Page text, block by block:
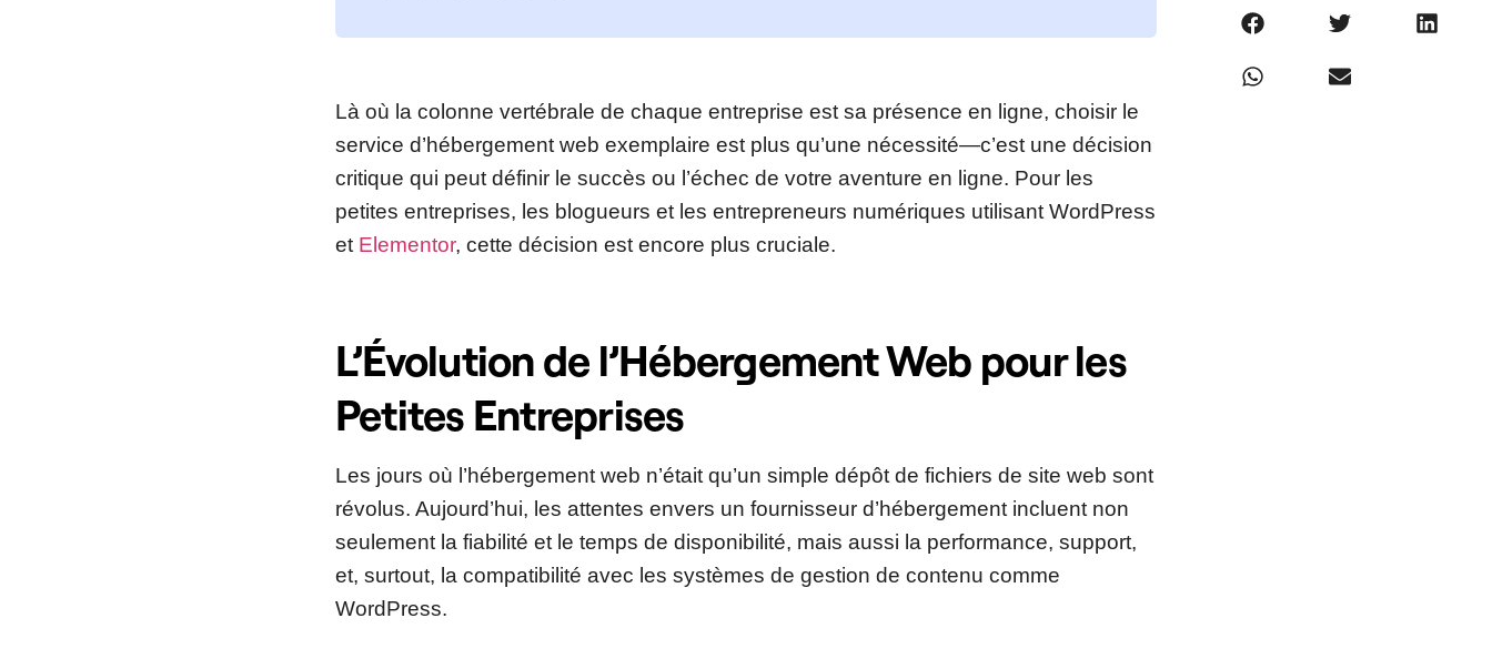
Là où la colonne vertébrale de chaque entreprise est sa présence en ligne, choisir le
service d’hébergement web exemplaire est plus qu’une nécessité—c’est une décision
critique qui peut définir le succès ou l’échec de votre aventure en ligne. Pour les
petites entreprises, les blogueurs et les entrepreneurs numériques utilisant WordPress
et Elementor, cette décision est encore plus cruciale.
L’Évolution de l’Hébergement Web pour les
Petites Entreprises
Les jours où l’hébergement web n’était qu’un simple dépôt de fichiers de site web sont
révolus. Aujourd’hui, les attentes envers un fournisseur d’hébergement incluent non
seulement la fiabilité et le temps de disponibilité, mais aussi la performance, support,
et, surtout, la compatibilité avec les systèmes de gestion de contenu comme
WordPress.